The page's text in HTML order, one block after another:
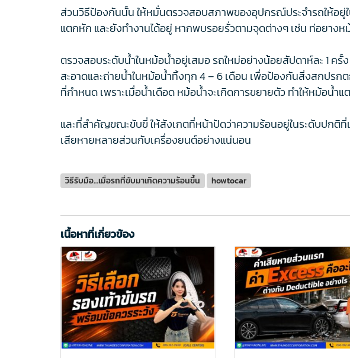
ส่วนวิธีป้องกันนั้น ให้หมั่นตรวจสอบสภาพของอุปกรณ์ประจำรถให้อยู่
แตกหัก และยังทำงานได้อยู่ หากพบรอยรั่วตามจุดต่างๆ เช่น ท่อยาง
ตรวจสอบระดับน้ำในหม้อน้ำอยู่เสมอ รถใหม่อย่างน้อยสัปดาห์ละ 1 ค
สะอาดและถ่ายน้ำในหม้อน้ำทิ้งทุก 4 – 6 เดือน เพื่อป้องกันสิ่งสกปรก
ที่กำหนด เพราะเมื่อน้ำเดือด หม้อน้ำจะเกิดการขยายตัว ทำให้หม้อน้ำแ
และที่สำคัญขณะขับขี่ ให้สังเกตที่หน้าปัดว่าความร้อนอยู่ในระดับปกติ
เสียหายหลายส่วนกับเครื่องยนต์อย่างแน่นอน
วิธีรับมือ…เมื่อรถที่ขับมาเกิดความร้อนขึ้น howtocar
เนื้อหาที่เกี่ยวข้อง